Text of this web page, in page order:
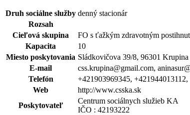
Druh sociálne služby denný stacionár
Rozsah
Cieľová skupina
FO s ťažkým zdravotným
Kapacita
10
Miesto poskytovania Sládkovičova 39/8, 96301 Krupina
E-mail
css.krupina@gmail.com,
Telefón
+421903969345,
Web
http://www.csska.sk
Poskytovateľ
Centrum sociálnych služieb KA
IČO : 42193222